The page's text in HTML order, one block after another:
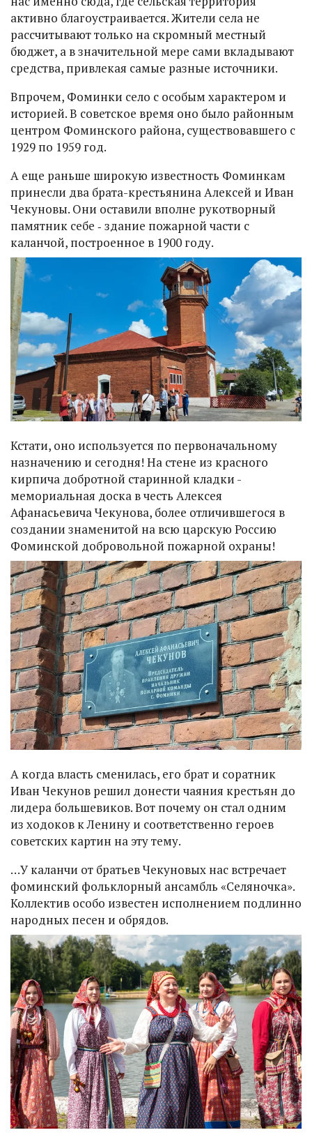
активно благоустраивается. Жители села не
рассчитывают только на скромный местный
бюджет, а в значительной мере сами вкладывают
средства, привлекая самые разные источники.
Впрочем, Фоминки село с особым характером и
историей. В советское время оно было районным
центром Фоминского района, существовавшего с
1929 по 1959 год.
А еще раньше широкую известность Фоминкам
принесли два брата-крестьянина Алексей и Иван
Чекуновы. Они оставили вполне рукотворный
памятник себе ‑ здание пожарной части с
каланчой, построенное в 1900 году.
Кстати, оно используется по первоначальному
назначению и сегодня! На стене из красного
кирпича добротной старинной кладки -
мемориальная доска в честь Алексея
Афанасьевича Чекунова, более отличившегося в
создании знаменитой на всю царскую Россию
Фоминской добровольной пожарной охраны!
А когда власть сменилась, его брат и соратник
Иван Чекунов решил донести чаяния крестьян до
лидера большевиков. Вот почему он стал одним
из ходоков к Ленину и соответственно героев
советских картин на эту тему.
…У каланчи от братьев Чекуновых нас встречает
фоминский фольклорный ансамбль «Селяночка».
Коллектив особо известен исполнением подлинно
народных песен и обрядов.